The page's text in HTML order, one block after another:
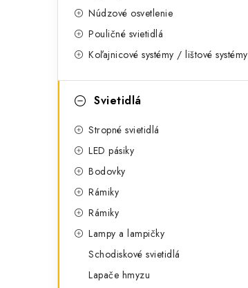
l
Núdzové osvetlenie
Pouličné svietidlá
Koľajnicové systémy / lištové systémy
Svietidlá
Stropné svietidlá
LED pásiky
Bodovky
Rámiky
Rámiky
Lampy a lampičky
Schodiskové svietidlá
Lapače hmyzu